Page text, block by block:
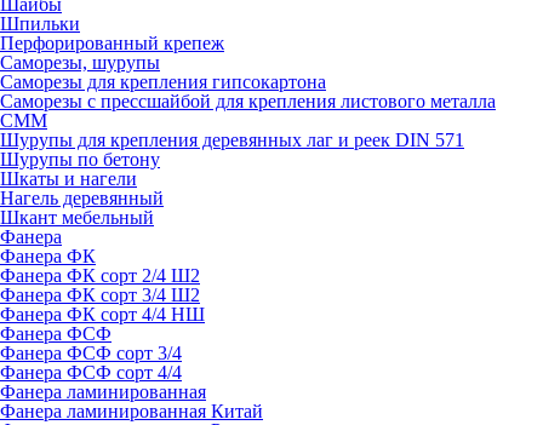
Шайбы
Шпильки
Перфорированный крепеж
Саморезы, шурупы
Саморезы для крепления гипсокартона
Саморезы с прессшайбой для крепления листового металла
СММ
Шурупы для крепления деревянных лаг и реек DIN 571
Шурупы по бетону
Шкаты и нагели
Нагель деревянный
Шкант мебельный
Фанера
Фанера ФК
Фанера ФК сорт 2/4 Ш2
Фанера ФК сорт 3/4 Ш2
Фанера ФК сорт 4/4 НШ
Фанера ФСФ
Фанера ФСФ сорт 3/4
Фанера ФСФ сорт 4/4
Фанера ламинированная
Фанера ламинированная Китай